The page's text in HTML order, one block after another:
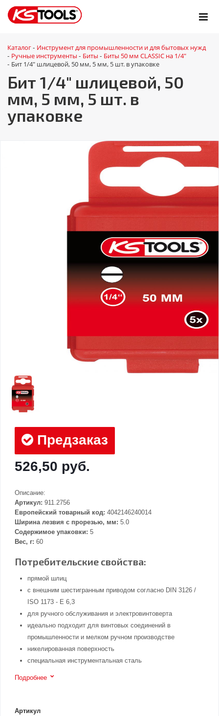
Каталог - Инструмент для промышленности и для бытовых нужд
- Ручные инструменты - Биты - Биты 50 мм CLASSIC на 1/4"
- Бит 1/4" шлицевой, 50 мм, 5 мм, 5 шт. в упаковке
Бит 1/4" шлицевой, 50
мм, 5 мм, 5 шт. в
упаковке
Предзаказ
526,50 руб.
Описание:
Артикул: 911.2756
Европейский товарный код: 4042146240014
Ширина лезвия с прорезью, мм: 5.0
Содержимое упаковки: 5
Вес, г: 60
Потребительские свойства:
прямой шлиц
с внешним шестигранным приводом согласно DIN 3126 /
ISO 1173 - E 6,3
для ручного обслуживания и электровинтоверта
идеально подходит для винтовых соединений в
промышленности и мелком ручном производстве
никелированная поверхность
специальная инструментальная сталь
Подробнее
Артикул